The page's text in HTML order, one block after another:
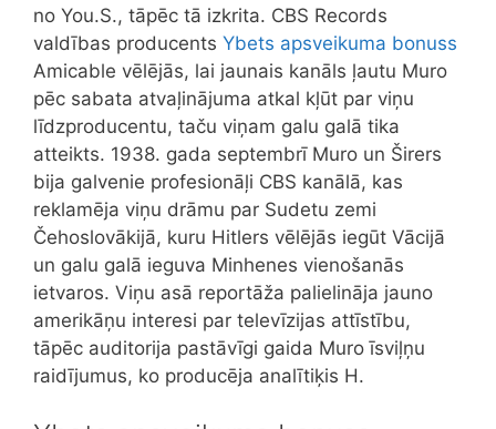
no You.S., tāpēc tā izkrita. CBS Records
valdības producents Ybets apsveikuma bonuss
Amicable vēlējās, lai jaunais kanāls ļautu Muro
pēc sabata atvaļinājuma atkal kļūt par viņu
līdzproducentu, taču viņam galu galā tika
atteikts. 1938. gada septembrī Muro un Širers
bija galvenie profesionāļi CBS kanālā, kas
reklamēja viņu drāmu par Sudetu zemi
Čehoslovākijā, kuru Hitlers vēlējās iegūt Vācijā
un galu galā ieguva Minhenes vienošanās
ietvaros. Viņu asā reportāža palielināja jauno
amerikāņu interesi par televīzijas attīstību,
tāpēc auditorija pastāvīgi gaida Muro īsviļņu
raidījumus, ko producēja analītiķis H.